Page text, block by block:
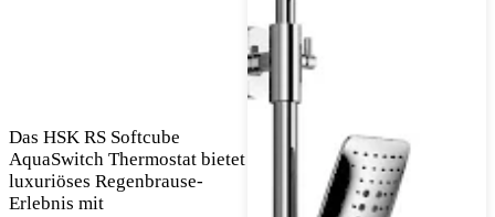
Das HSK RS Softcube
AquaSwitch Thermostat bietet
luxuriöses Regenbrause-
Erlebnis mit